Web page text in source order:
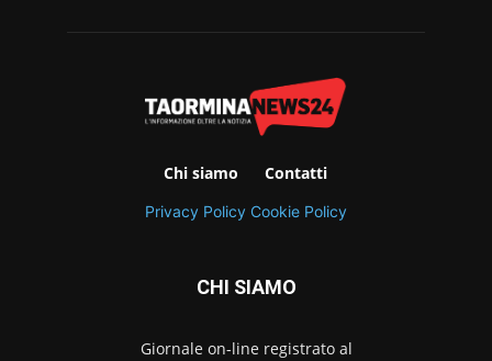
Chi siamo Contatti
Privacy Policy Cookie Policy
CHI SIAMO
Giornale on-line registrato al